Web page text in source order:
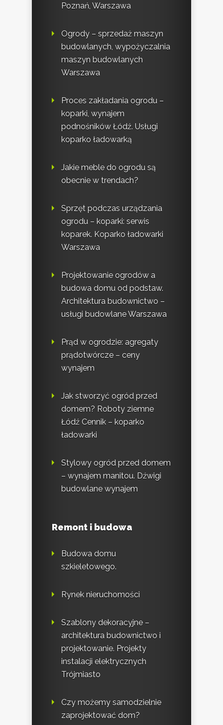
Poznań, Warszawa
Ogrody – sprzedaż maszyn
budowlanych, wypożyczalnia
maszyn budowlanych
Warszawa
Proces zakładania ogrodu –
koparki, wynajem
podnośników Łódź. Usługi
koparko ładowarką
Jakie meble do ogrodu są
obecnie w trendach?
Sprzęt podczas urządzania
ogrodu – koparki: serwis
koparek. Koparko ładowarki
Warszawa
Projektowanie ogrodów a
budowa domu od podstaw.
Architektura budownictwo –
usługi budowlane Warszawa
Prąd w ogrodzie: agregaty
prądotwórcze – ceny
wynajem
Jak stworzyć ogród przed
domem? Roboty ziemne
Łódź Cennik – koparko
ładowarki
Stylowy ogród przed domem
– wynajem manitou. Dźwigi
budowlane wynajem
Remont i budowa
Budowa domu
szkieletowego.
Rynek nieruchomości
Szablony dekoracyjne –
architektura budownictwo i
projektowanie. Projekty
instalacji elektrycznych
Trójmiasto
Czy możemy samodzielnie
zaprojektować dom?